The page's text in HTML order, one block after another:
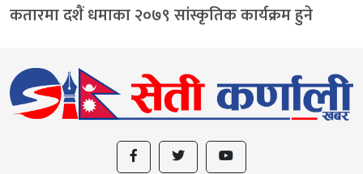
कतारमा दशैं धमाका २०७९ सांस्कृतिक कार्यक्रम हुने